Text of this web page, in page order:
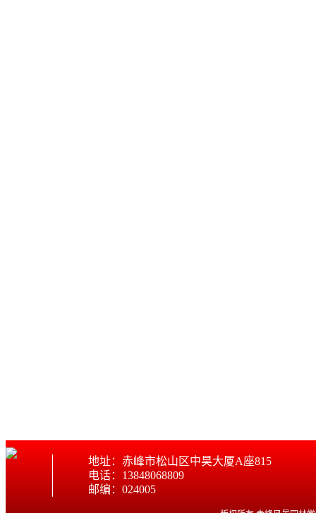
地址：赤峰市松山区中昊大厦A座815
电话：13848068809
邮编：024005